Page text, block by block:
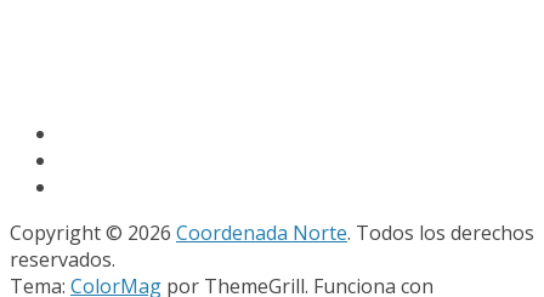
Copyright © 2026 Coordenada Norte. Todos los derechos
reservados.
Tema: ColorMag por ThemeGrill. Funciona con